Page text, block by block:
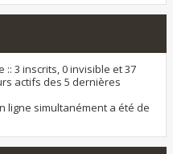
3 inscrits, 0 invisible et 37
actifs des 5 dernières
ligne simultanément a été de